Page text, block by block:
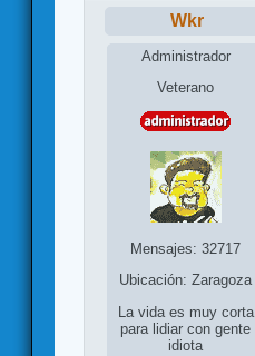
Wkr
Administrador
Veterano
Mensajes: 32717
Ubicación: Zaragoza
La vida es muy corta
para lidiar con gente
idiota